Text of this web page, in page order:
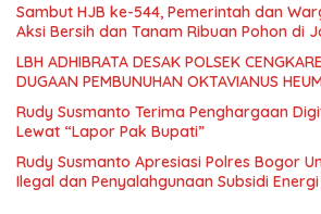
Sambut HJB ke-544, Pemerintah dan
Aksi Bersih dan Tanam Ribuan Pohon di
LBH ADHIBRATA DESAK POLSEK
DUGAAN PEMBUNUHAN OKTAVIANUS
Rudy Susmanto Terima Penghargaan
Lewat “Lapor Pak Bupati”
Rudy Susmanto Apresiasi Polres Bogor
Ilegal dan Penyalahgunaan Subsidi Energi